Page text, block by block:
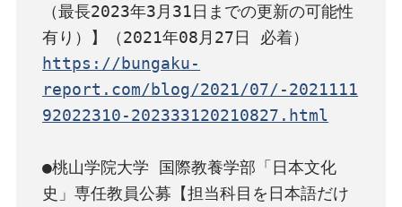
（最長2023年3月31日までの更新の可能性
https://bungaku-
report.com/blog/2021/07/-2021111
92022310-202333120210827.html
●桃山学院大学 国際教養学部「日本文化
史」専任教員公募【担当科目を日本語だけ